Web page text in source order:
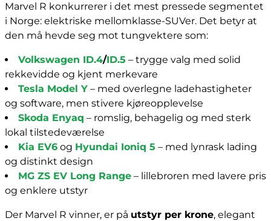
Marvel R konkurrerer i det mest pressede segmentet
i Norge: elektriske mellomklasse-SUVer. Det betyr at
den må hevde seg mot tungvektere som:
Volkswagen ID.4/ID.5 – trygge valg med solid
rekkevidde og kjent merkevare
Tesla Model Y – med overlegne ladehastigheter
og software, men stivere kjøreopplevelse
Skoda Enyaq – romslig, behagelig og med sterk
lokal tilstedeværelse
Kia EV6 og Hyundai Ioniq 5 – med lynrask lading
og distinkt design
MG ZS EV Long Range – lillebroren med lavere pris
og enklere utstyr
Der Marvel R vinner, er på utstyr per krone, elegant